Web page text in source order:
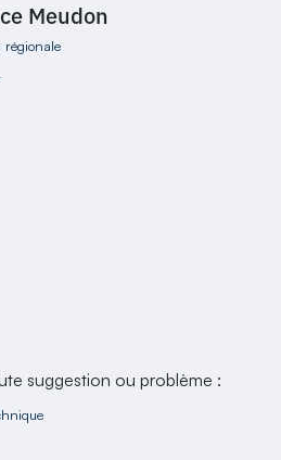
Meudon
régionale
suggestion ou problème :